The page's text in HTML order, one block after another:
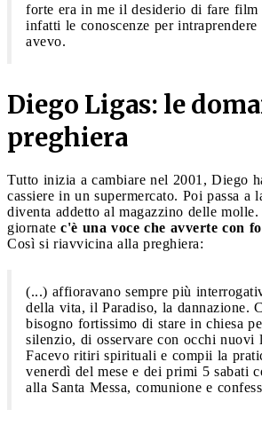
forte era in me il desiderio di fare film
infatti le conoscenze per intraprendere
avevo.
Diego Ligas: le
preghiera
Tutto inizia a cambiare nel 2001, Diego
cassiere in un supermercato. Poi passa a
diventa addetto al magazzino delle
giornate c'è una voce che avverte con
Così si riavvicina alla preghiera:
(...) affioravano sempre più
della vita, il Paradiso, la dannazione.
bisogno fortissimo di stare in chiesa
silenzio, di osservare con occhi nuovi
Facevo ritiri spirituali e compii la
venerdì del mese e dei primi 5 sabati
alla Santa Messa, comunione e